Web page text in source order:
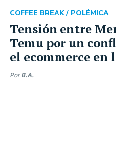
Tensión entre
Temu por un
el ecommerce
COFFEE BREAK / POLÉMICA
Por B.A.